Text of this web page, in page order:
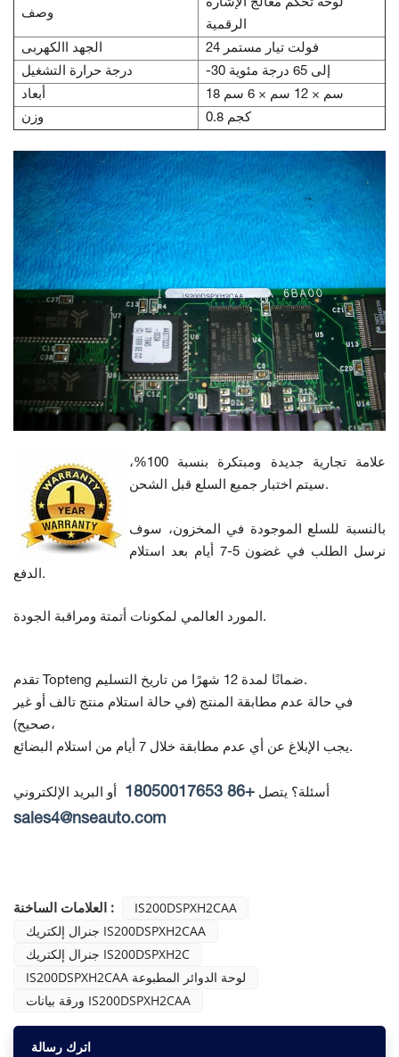
وصف
لوحة تحكم معالج الإشارة
الرقمية
الجهد االكهربى
24 فولت تيار مستمر
درجة حرارة التشغيل
-30 إلى 65 درجة مئوية
أبعاد
18 سم × 12 سم × 6 سم
وزن
0.8 كجم
علامة تجارية جديدة ومبتكرة بنسبة 100%،
سيتم اختبار جميع السلع قبل الشحن.
بالنسبة للسلع الموجودة في المخزون، سوف
نرسل الطلب في غضون 5-7 أيام بعد استلام
الدفع.
المورد العالمي لمكونات أتمتة ومراقبة الجودة.
تقدم Topteng ضمانًا لمدة 12 شهرًا من تاريخ التسليم.
في حالة عدم مطابقة المنتج (في حالة استلام منتج تالف أو غير
صحيح)،
يجب الإبلاغ عن أي عدم مطابقة خلال 7 أيام من استلام البضائع.
أسئلة؟ يتصل +86 18050017653 أو البريد الإلكتروني
sales4@nseauto.com
العلامات الساخنة :
IS200DSPXH2CAA
جنرال إلكتريك IS200DSPXH2CAA
جنرال إلكتريك IS200DSPXH2C
IS200DSPXH2CAA لوحة الدوائر المطبوعة
ورقة بيانات IS200DSPXH2CAA
اترك رسالة